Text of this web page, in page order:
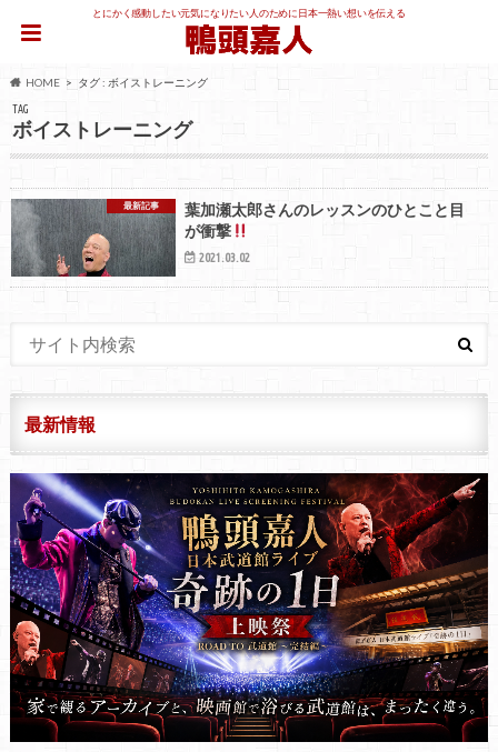
とにかく感動したい元気になりたい人のために日本一熱い想いを伝える
HOME タグ : ボイストレーニング
TAG
ボイストレーニング
最新記事
葉加瀬太郎さんのレッスンのひとこと目
が衝撃
2021.03.02
最新情報